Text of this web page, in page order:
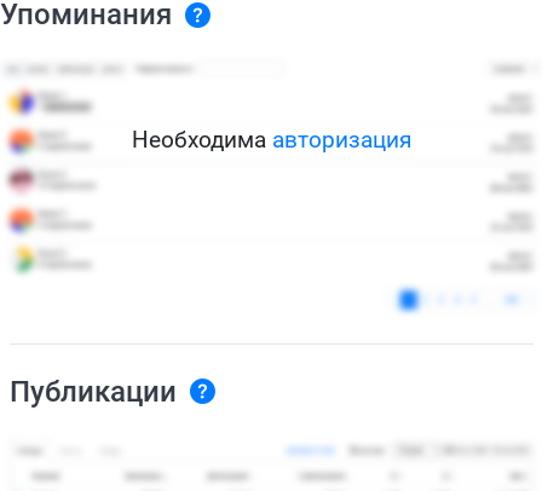
Упоминания
Необходима авторизация
Публикации